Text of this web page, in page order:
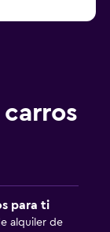
para ti
alquiler de